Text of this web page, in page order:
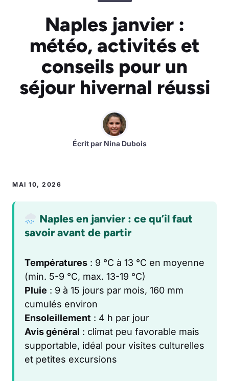
Naples janvier :
météo, activités et
conseils pour un
séjour hivernal réussi
Écrit par Nina Dubois
MAI 10, 2026
Naples en janvier : ce qu’il faut
savoir avant de partir
Températures : 9 °C à 13 °C en moyenne
(min. 5-9 °C, max. 13-19 °C)
Pluie : 9 à 15 jours par mois, 160 mm
cumulés environ
Ensoleillement : 4 h par jour
Avis général : climat peu favorable mais
supportable, idéal pour visites culturelles
et petites excursions